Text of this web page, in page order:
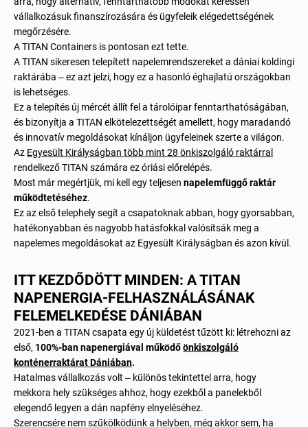
vállalkozásuk finanszírozására és ügyfeleik elégedettségének
megőrzésére.
A TITAN Containers is pontosan ezt tette.
A TITAN sikeresen telepített napelemrendszereket a dániai koldingi
raktárába – ez azt jelzi, hogy ez a hasonló éghajlatú országokban
is lehetséges.
Ez a telepítés új mércét állít fel a tárolóipar fenntarthatóságában,
és bizonyítja a TITAN elkötelezettségét amellett, hogy maradandó
és innovatív megoldásokat kínáljon ügyfeleinek szerte a világon.
Az Egyesült Királyságban több mint 28 önkiszolgáló raktárral
rendelkező TITAN számára ez óriási előrelépés.
Most már megértjük, mi kell egy teljesen napelemfüggő raktár
működtetéséhez.
Ez az első telephely segít a csapatoknak abban, hogy gyorsabban,
hatékonyabban és nagyobb hatásfokkal valósítsák meg a
napelemes megoldásokat az Egyesült Királyságban és azon kívül.
ITT KEZDŐDÖTT MINDEN: A TITAN
NAPENERGIA-FELHASZNÁLÁSÁNAK
FELEMELKEDÉSE DÁNIÁBAN
2021-ben a TITAN csapata egy új küldetést tűzött ki: létrehozni az
első, 100%-ban napenergiával működőönkiszolgáló
konténerraktárat Dániában.
Hatalmas vállalkozás volt – különös tekintettel arra, hogy
mekkora hely szükséges ahhoz, hogy ezekből a panelekből
elegendő legyen a dán napfény elnyeléséhez.
Szerencsére nem szűkölködünk a helyben, még akkor sem, ha